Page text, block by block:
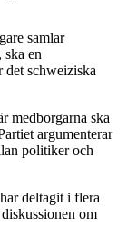
samlar
ska en
det schweiziska
medborgarna ska
argumenterar
politiker och
deltagit i flera
om